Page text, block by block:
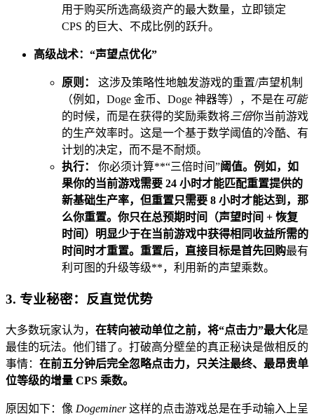
用于购买所选高级资产的最大数量，立即锁定
CPS 的巨大、不成比例的跃升。
高级战术：“声望点优化”
原则：
这涉及策略性地触发游戏的重置/声望机制
（例如，Doge 金币、Doge 神器等），不是在 可能
的时候，而是在获得的奖励乘数将三倍你当前游戏
的生产效率时。这是一个基于数学阈值的冷酷、有
计划的决定，而不是不耐烦。
执行：
你必须计算**“三倍时间”阈值。例如，如
果你的当前游戏需要 24 小时才能匹配重置提供的
新基础生产率，但重置只需要 8 小时才能达到，那
么你重置。你只在总预期时间（声望时间 + 恢复
时间）明显少于在当前游戏中获得相同收益所需的
时间时才重置。重置后，直接目标是首先回购最有
利可图的升级等级**，利用新的声望乘数。
3. 专业秘密：反直觉优势
大多数玩家认为， 在转向被动单位之前，将“点击力”最大化是
最佳的玩法。他们错了。打破高分壁垒的真正秘诀是做相反的
事情： 在前五分钟后完全忽略点击力，只关注最终、最昂贵单
位等级的增量 CPS 乘数。
原因如下：像 Dogeminer这样的点击游戏总是在手动输入上呈